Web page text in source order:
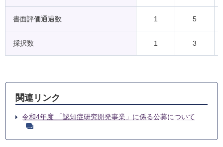
書面評価通過数 1 5
採択数 1 3
関連リンク
令和4年度 「認知症研究開発事業」に係る公募について